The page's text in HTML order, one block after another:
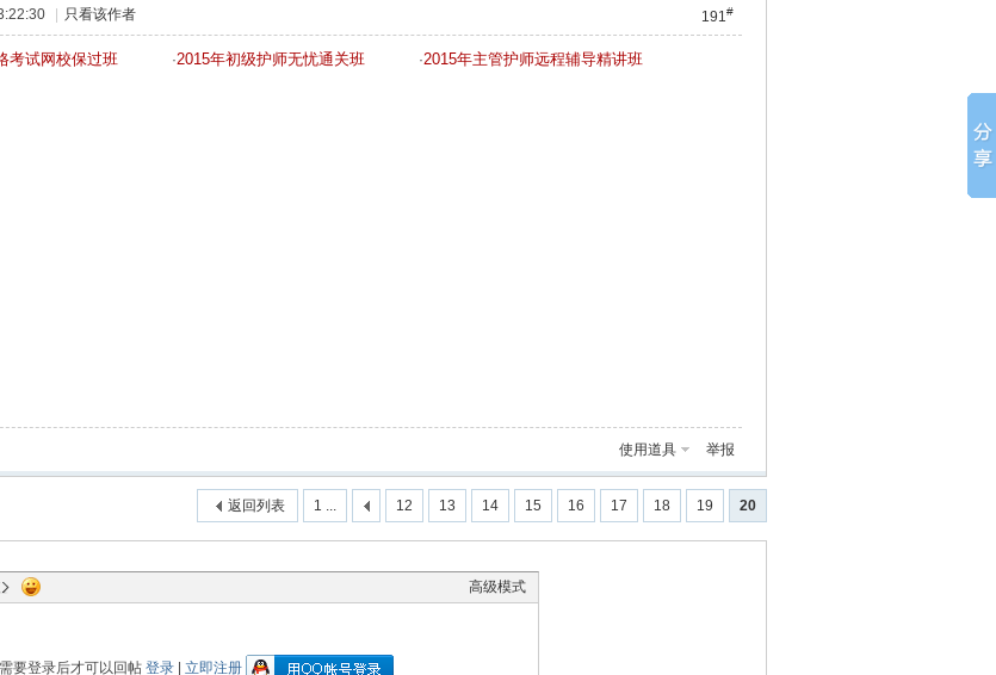
191#
只看该作者
考试网校保过班 ·2015年初级护师无忧通关班 ·2015年主管护师远程辅导精讲班
使用道具 举报
1 ... 12 13 14 15 16 17 18 19 20
返回列表
高级模式
要登录后才可以回帖 登录 立即注册